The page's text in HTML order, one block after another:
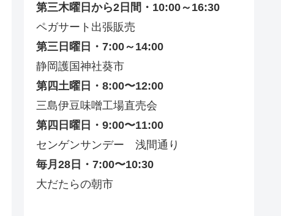
第三木曜日から2日間・10:00～16:30
ペガサート出張販売
第三日曜日・7:00～14:00
静岡護国神社葵市
第四土曜日・8:00〜12:00
三島伊豆味噌工場直売会
第四日曜日・9:00〜11:00
センゲンサンデー 浅間通り
毎月28日・7:00〜10:30
大だたらの朝市